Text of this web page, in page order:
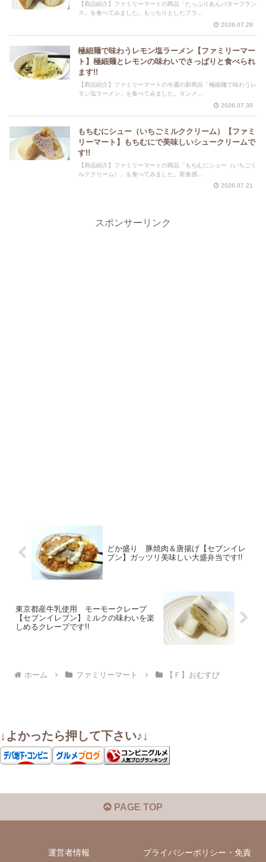
【商品紹介】ファミリーマートの商品「たっぷりあんバターフラン
ス」を食べてみました。もっちりとしたフラ...
2026.07.28
極細麺で味わうレモン塩ラーメン【ファミリーマー
ト】極細麺とレモンの味わいでさっぱりと食べられ
ます!!
【商品紹介】ファミリーマートの今週の新商品「極細麺で味わうレ
モン塩ラーメン」を食べてみました。タンメ...
2026.07.30
もちむにシュー（いちごミルククリーム）【ファミ
リーマート】もちむにで美味しいシュークリームで
す!!
【商品紹介】ファミリーマートの商品「もちむにシュー（いちごミ
ルククリーム）」を食べてみました。新食感...
2026.07.21
スポンサーリンク
どか盛り 豚焼肉＆唐揚げ【セブンイレ
ブン】ガッツリ美味しい大盛弁当です!!
東京都産牛乳使用 モーモークレープ
【セブンイレブン】ミルクの味わいを楽
しめるクレープです!!
ホーム ファミリーマート 【Ｆ】おむすび
↓よかったら押して下さい♪↓
PAGE TOP
運営者情報 プライバシーポリシー・免責